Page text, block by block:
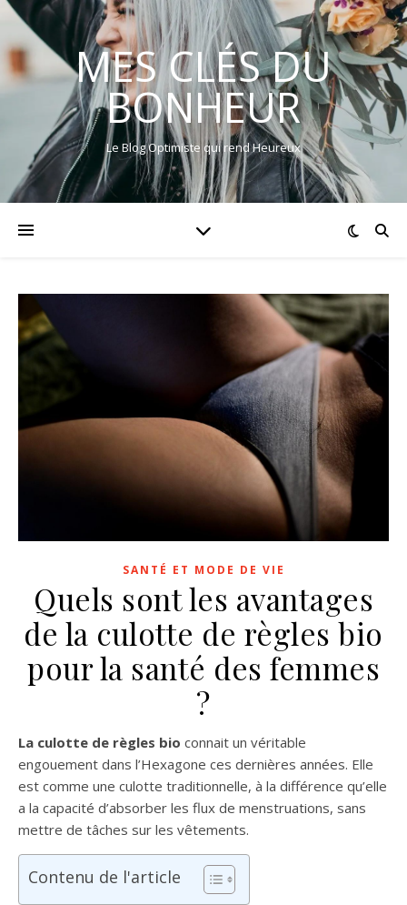
MES CLÉS DU
BONHEUR
Le Blog Optimiste qui rend Heureux
SANTÉ ET MODE DE VIE
Quels sont les avantages
de la culotte de règles bio
pour la santé des femmes
?
La culotte de règles bio connait un véritable
engouement dans l’Hexagone ces dernières années. Elle
est comme une culotte traditionnelle, à la différence qu’elle
a la capacité d’absorber les flux de menstruations, sans
mettre de tâches sur les vêtements.
Contenu de l'article